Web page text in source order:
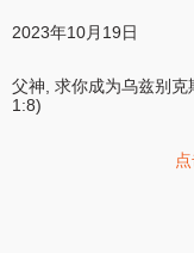
2023年10月19日
父神, 求你成为乌兹别
1:8)